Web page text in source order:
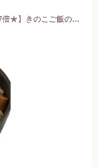
【お買い物マラソン対象★エントリーでP最大47倍★】きのこご飯の素 2合用（2～3人前）【 小豆島 宝食品 炊き込みご飯 釜飯 釜めし 景品 賞品 イベント 】【おうちごはん】